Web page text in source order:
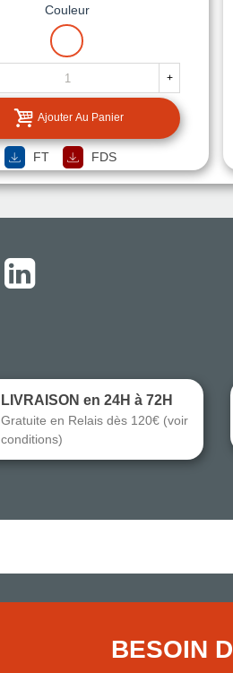
Couleur
BLANC
+
Ajouter Au Panier
FT FDS
LIVRAISON en 24H à 72H
Gratuite en Relais dès 120€ (voir
conditions)
BESOIN